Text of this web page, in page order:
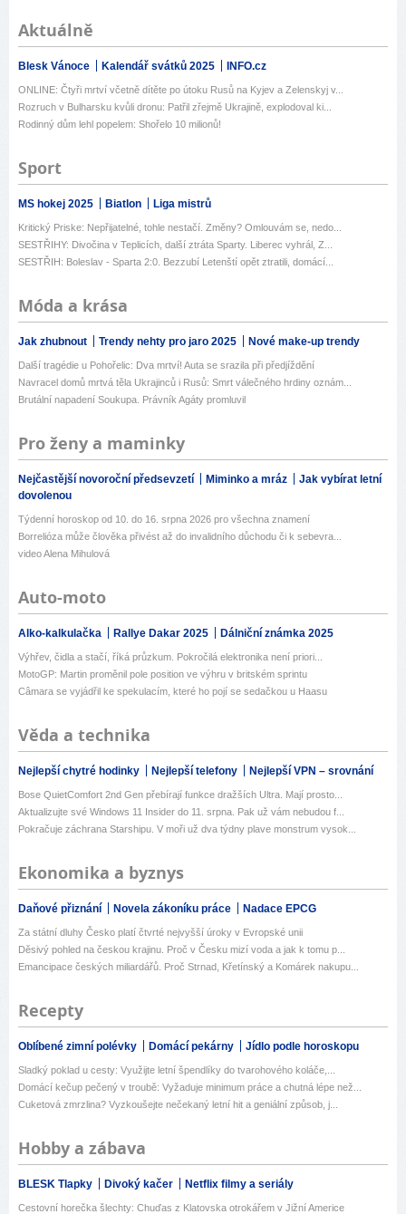
Aktuálně
Blesk Vánoce Kalendář svátků 2025 INFO.cz
ONLINE: Čtyři mrtví včetně dítěte po útoku Rusů na Kyjev a Zelenskyj v...
Rozruch v Bulharsku kvůli dronu: Patřil zřejmě Ukrajině, explodoval ki...
Rodinný dům lehl popelem: Shořelo 10 milionů!
Sport
MS hokej 2025 Biatlon Liga mistrů
Kritický Priske: Nepřijatelné, tohle nestačí. Změny? Omlouvám se, nedo...
SESTŘIHY: Divočina v Teplicích, další ztráta Sparty. Liberec vyhrál, Z...
SESTŘIH: Boleslav - Sparta 2:0. Bezzubí Letenští opět ztratili, domácí...
Móda a krása
Jak zhubnout Trendy nehty pro jaro 2025 Nové make-up trendy
Další tragédie u Pohořelic: Dva mrtví! Auta se srazila při předjíždění
Navracel domů mrtvá těla Ukrajinců i Rusů: Smrt válečného hrdiny oznám...
Brutální napadení Soukupa. Právník Agáty promluvil
Pro ženy a maminky
Nejčastější novoroční předsevzetí Miminko a mráz
Jak vybírat letní
dovolenou
Týdenní horoskop od 10. do 16. srpna 2026 pro všechna znamení
Borrelióza může člověka přivést až do invalidního důchodu či k sebevra...
video Alena Mihulová
Auto-moto
Alko-kalkulačka Rallye Dakar 2025 Dálniční známka 2025
Výhřev, čidla a stačí, říká průzkum. Pokročilá elektronika není priori...
MotoGP: Martin proměnil pole position ve výhru v britském sprintu
Câmara se vyjádřil ke spekulacím, které ho pojí se sedačkou u Haasu
Věda a technika
Nejlepší chytré hodinky Nejlepší telefony Nejlepší VPN – srovnání
Bose QuietComfort 2nd Gen přebírají funkce dražších Ultra. Mají prosto...
Aktualizujte své Windows 11 Insider do 11. srpna. Pak už vám nebudou f...
Pokračuje záchrana Starshipu. V moři už dva týdny plave monstrum vysok...
Ekonomika a byznys
Daňové přiznání Novela zákoníku práce Nadace EPCG
Za státní dluhy Česko platí čtvrté nejvyšší úroky v Evropské unii
Děsivý pohled na českou krajinu. Proč v Česku mizí voda a jak k tomu p...
Emancipace českých miliardářů. Proč Strnad, Křetínský a Komárek nakupu...
Recepty
Oblíbené zimní polévky Domácí pekárny Jídlo podle horoskopu
Sladký poklad u cesty: Využijte letní špendlíky do tvarohového koláče,...
Domácí kečup pečený v troubě: Vyžaduje minimum práce a chutná lépe než...
Cuketová zmrzlina? Vyzkoušejte nečekaný letní hit a geniální způsob, j...
Hobby a zábava
BLESK Tlapky Divoký kačer Netflix filmy a seriály
Cestovní horečka šlechty: Chuďas z Klatovska otrokářem v Jižní Americe